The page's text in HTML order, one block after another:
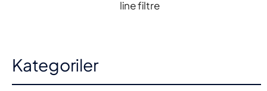
Kategoriler
line filtre